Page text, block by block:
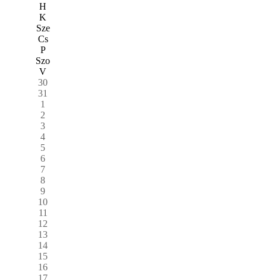
H
K
Sze
Cs
P
Szo
V
30
31
1
2
3
4
5
6
7
8
9
10
11
12
13
14
15
16
17